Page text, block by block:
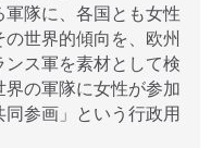
隊に、各国とも女性
世界的傾向を、欧州
ス軍を素材として検
の軍隊に女性が参加
参画」という行政用